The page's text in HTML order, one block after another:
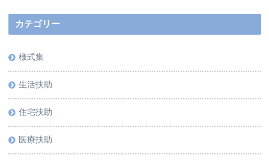
カテゴリー
様式集
生活扶助
住宅扶助
医療扶助